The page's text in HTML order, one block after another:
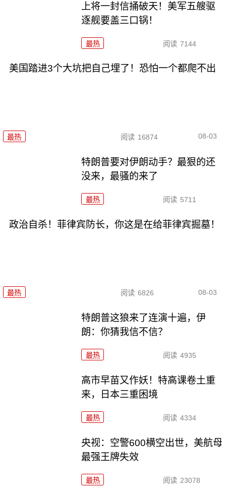
上将一封信捅破天！美军五艘驱
逐舰要盖三口锅！
最热 阅读 7144
美国踏进3个大坑把自己埋了！恐怕一个都爬不出
最热 阅读 16874 08-03
特朗普要对伊朗动手？最狠的还
没来，最骚的来了
最热 阅读 5711
政治自杀！菲律宾防长，你这是在给菲律宾掘墓！
最热 阅读 6826 08-03
特朗普这狼来了连演十遍，伊
朗：你猜我信不信？
最热 阅读 4935
高市早苗又作妖！特高课卷土重
来，日本三重困境
最热 阅读 4334
央视：空警600横空出世，美航母
最强王牌失效
最热 阅读 23078